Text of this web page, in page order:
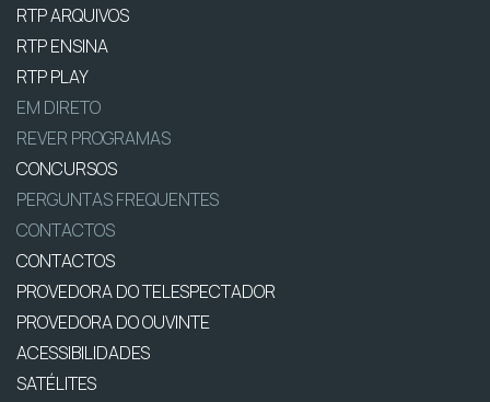
RTP ARQUIVOS
RTP ENSINA
RTP PLAY
EM DIRETO
REVER PROGRAMAS
CONCURSOS
PERGUNTAS FREQUENTES
CONTACTOS
CONTACTOS
PROVEDORA DO TELESPECTADOR
PROVEDORA DO OUVINTE
ACESSIBILIDADES
SATÉLITES